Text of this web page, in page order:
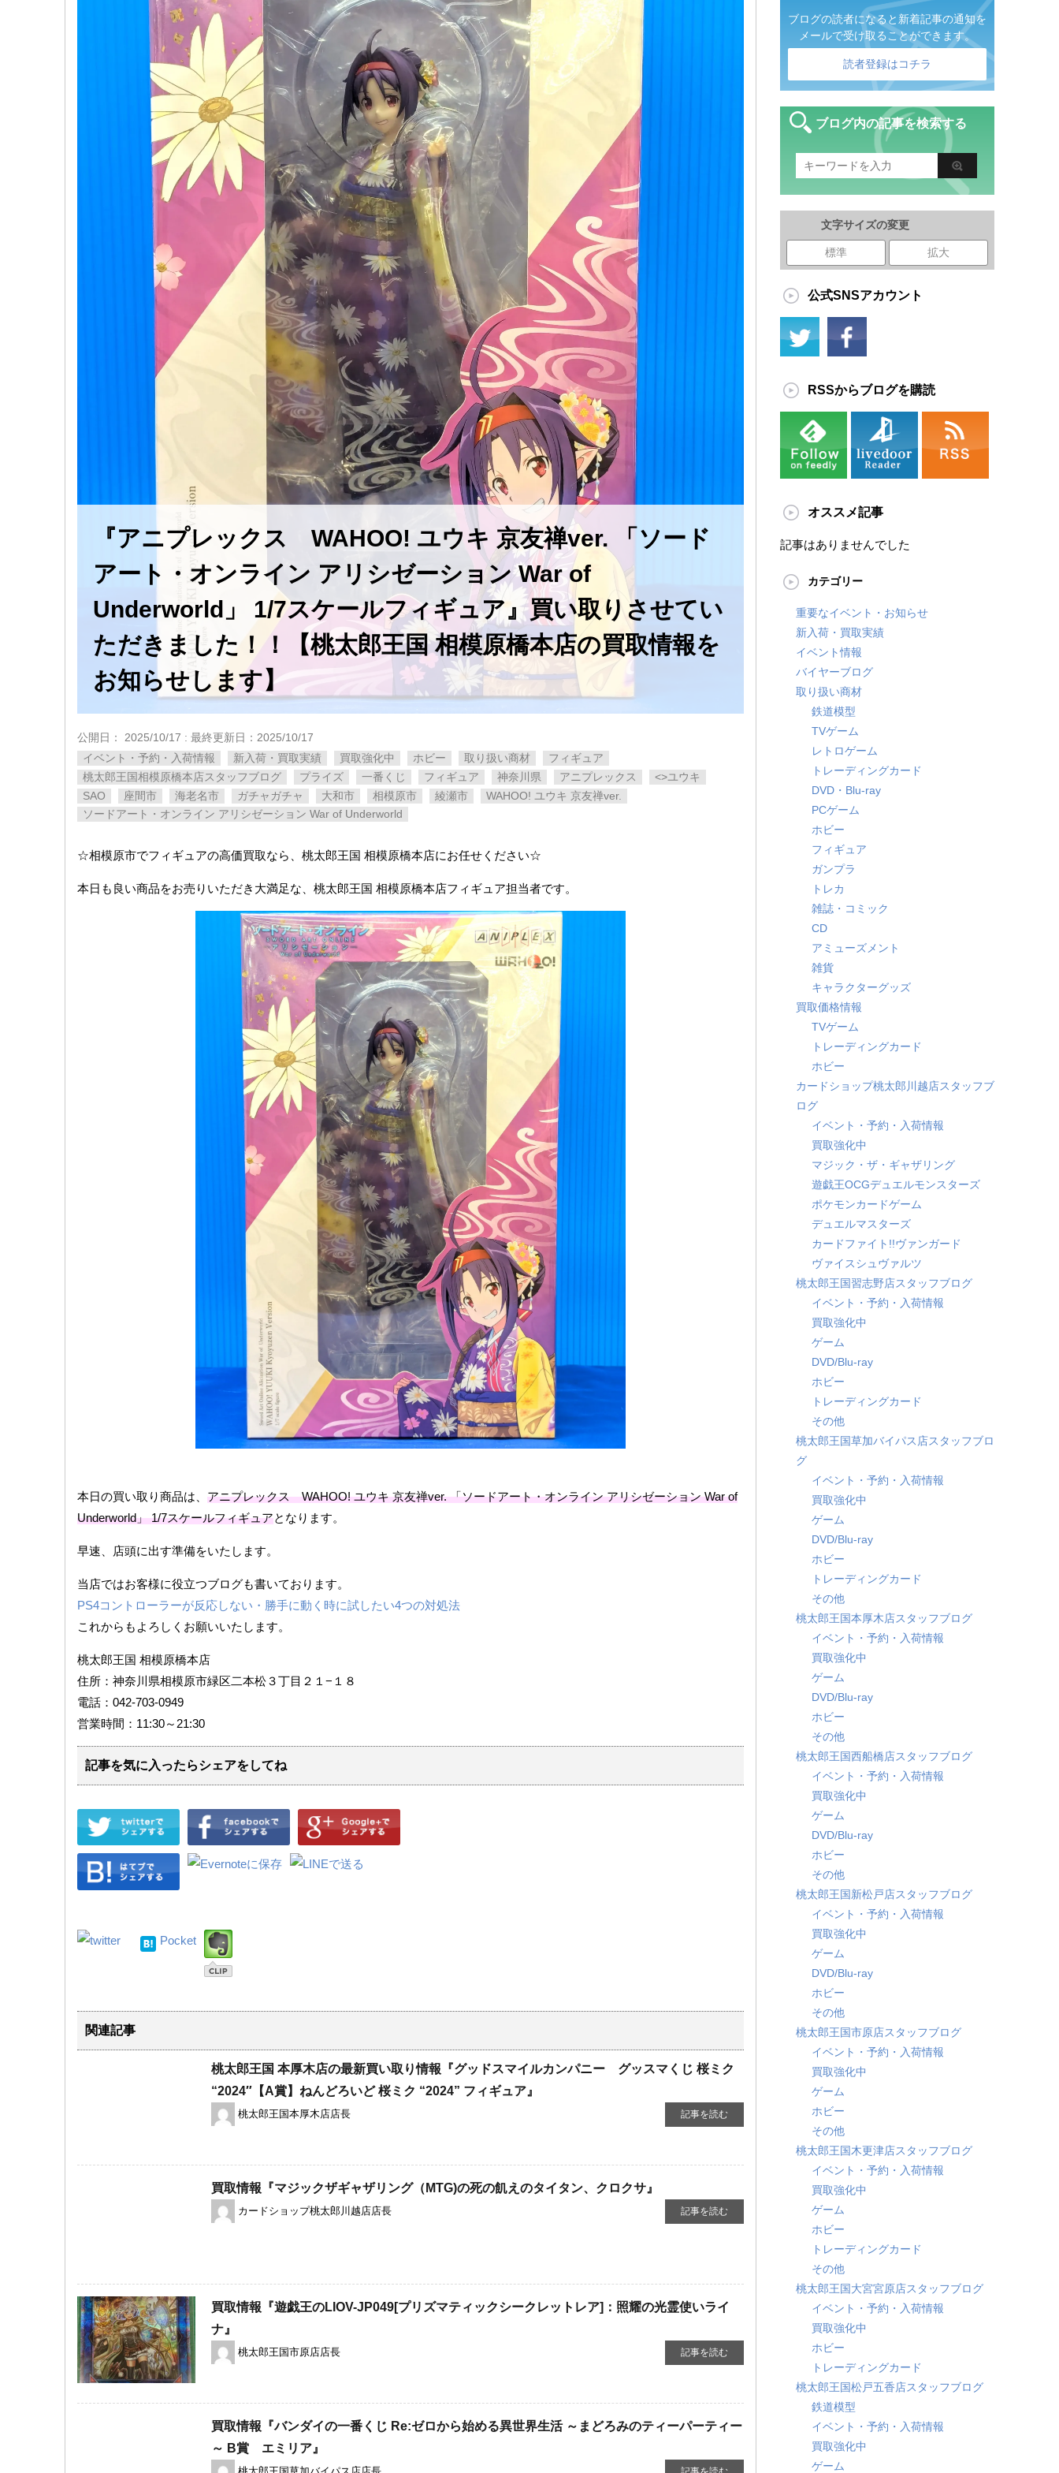
『アニプレックス WAHOO! ユウキ 京友禅ver. 「ソード
アート・オンライン アリシゼーション War of
Underworld」 1/7スケールフィギュア』買い取りさせてい
ただきました！！【桃太郎王国 相模原橋本店の買取情報を
お知らせします】
公開日： 2025/10/17 : 最終更新日：2025/10/17
イベント・予約・入荷情報
新入荷・買取実績 買取強化中 ホビー 取り扱い商材
フィギュア
桃太郎王国相模原橋本店スタッフブログ
プライズ 一番くじ フィギュア 神奈川県 アニプレックス
<>ユウキ
SAO
座間市 海老名市 ガチャガチャ 大和市 相模原市 綾瀬市
WAHOO! ユウキ 京友禅ver.
ソードアート・オンライン アリシゼーション War of Underworld
☆相模原市でフィギュアの高価買取なら、桃太郎王国 相模原橋本店にお任せください☆
本日も良い商品をお売りいただき大満足な、桃太郎王国 相模原橋本店フィギュア担当者です。
本日の買い取り商品は、 アニプレックス WAHOO! ユウキ 京友禅ver. 「ソードアート・オンライン アリシゼーション War of
Underworld」 1/7スケールフィギュアとなります。
早速、店頭に出す準備をいたします。
当店ではお客様に役立つブログも書いております。
PS4コントローラーが反応しない・勝手に動く時に試したい4つの対処法
これからもよろしくお願いいたします。
桃太郎王国 相模原橋本店
住所：神奈川県相模原市緑区二本松３丁目２１−１８
電話：042-703-0949
営業時間：11:30～21:30
記事を気に入ったらシェアをしてね
Pocket
関連記事
桃太郎王国 本厚木店の最新買い取り情報『グッドスマイルカンパニー グッスマくじ 桜ミク
“2024″【A賞】ねんどろいど 桜ミク “2024” フィギュア』
桃太郎王国本厚木店店長 記事を読む
買取情報『マジックザギャザリング（MTG)の死の飢えのタイタン、クロクサ』
カードショップ桃太郎川越店店長 記事を読む
桃太郎王国市原店店長 記事を読む
桃太郎王国草加バイパス店店長 記事を読む
ブログの読者になると新着記事の通知を
メールで受け取ることができます。
読者登録はコチラ
ブログ内の記事を検索する
文字サイズの変更
標準 拡大
公式SNSアカウント
RSSからブログを購読
オススメ記事
記事はありませんでした
カテゴリー
重要なイベント・お知らせ
新入荷・買取実績
イベント情報
バイヤーブログ
取り扱い商材
鉄道模型
TVゲーム
レトロゲーム
トレーディングカード
DVD・Blu-ray
PCゲーム
ホビー
フィギュア
ガンプラ
トレカ
雑誌・コミック
CD
アミューズメント
雑貨
キャラクターグッズ
買取価格情報
TVゲーム
トレーディングカード
ホビー
カードショップ桃太郎川越店スタッフブ
ログ
イベント・予約・入荷情報
買取強化中
マジック・ザ・ギャザリング
遊戯王OCGデュエルモンスターズ
ポケモンカードゲーム
デュエルマスターズ
カードファイト!!ヴァンガード
ヴァイスシュヴァルツ
桃太郎王国習志野店スタッフブログ
イベント・予約・入荷情報
買取強化中
ゲーム
DVD/Blu-ray
ホビー
トレーディングカード
その他
桃太郎王国草加バイパス店スタッフブロ
グ
イベント・予約・入荷情報
買取強化中
ゲーム
DVD/Blu-ray
ホビー
トレーディングカード
その他
桃太郎王国本厚木店スタッフブログ
イベント・予約・入荷情報
買取強化中
ゲーム
DVD/Blu-ray
ホビー
その他
桃太郎王国西船橋店スタッフブログ
イベント・予約・入荷情報
買取強化中
ゲーム
DVD/Blu-ray
ホビー
その他
桃太郎王国新松戸店スタッフブログ
イベント・予約・入荷情報
買取強化中
ゲーム
DVD/Blu-ray
ホビー
その他
桃太郎王国市原店スタッフブログ
イベント・予約・入荷情報
買取強化中
ゲーム
ホビー
その他
桃太郎王国木更津店スタッフブログ
イベント・予約・入荷情報
買取強化中
ゲーム
ホビー
トレーディングカード
その他
桃太郎王国大宮宮原店スタッフブログ
イベント・予約・入荷情報
買取強化中
ホビー
トレーディングカード
桃太郎王国松戸五香店スタッフブログ
鉄道模型
イベント・予約・入荷情報
買取強化中
ゲーム